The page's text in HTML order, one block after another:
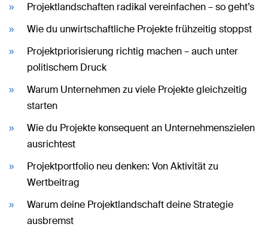
Projektlandschaften radikal vereinfachen – so geht’s
Wie du unwirtschaftliche Projekte frühzeitig stoppst
Projektpriorisierung richtig machen – auch unter
politischem Druck
Warum Unternehmen zu viele Projekte gleichzeitig
starten
Wie du Projekte konsequent an Unternehmenszielen
ausrichtest
Projektportfolio neu denken: Von Aktivität zu
Wertbeitrag
Warum deine Projektlandschaft deine Strategie
ausbremst